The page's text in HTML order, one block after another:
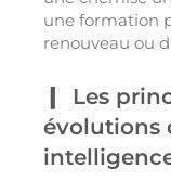
une formation
renouveau ou
Les
évolutions